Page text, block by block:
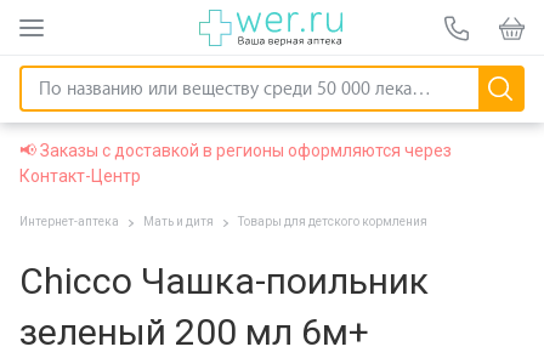
📢 Заказы с доставкой в регионы оформляются через
Контакт-Центр
Интернет-аптека Мать и дитя Товары для детского кормления
Chicco Чашка-поильник
зеленый 200 мл 6м+